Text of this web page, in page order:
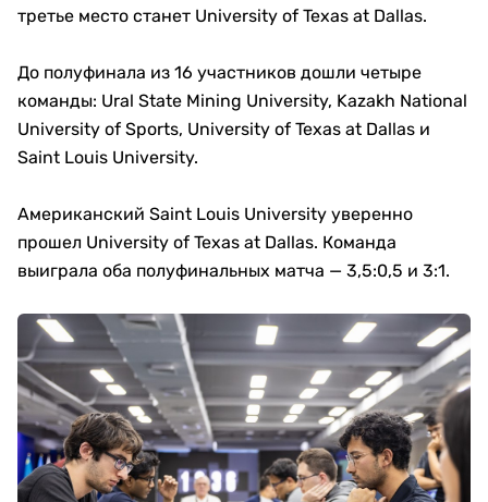
третье место станет University of Texas at Dallas.
До полуфинала из 16 участников дошли четыре
команды: Ural State Mining University, Kazakh National
University of Sports, University of Texas at Dallas и
Saint Louis University.
Американский Saint Louis University уверенно
прошел University of Texas at Dallas. Команда
выиграла оба полуфинальных матча — 3,5:0,5 и 3:1.